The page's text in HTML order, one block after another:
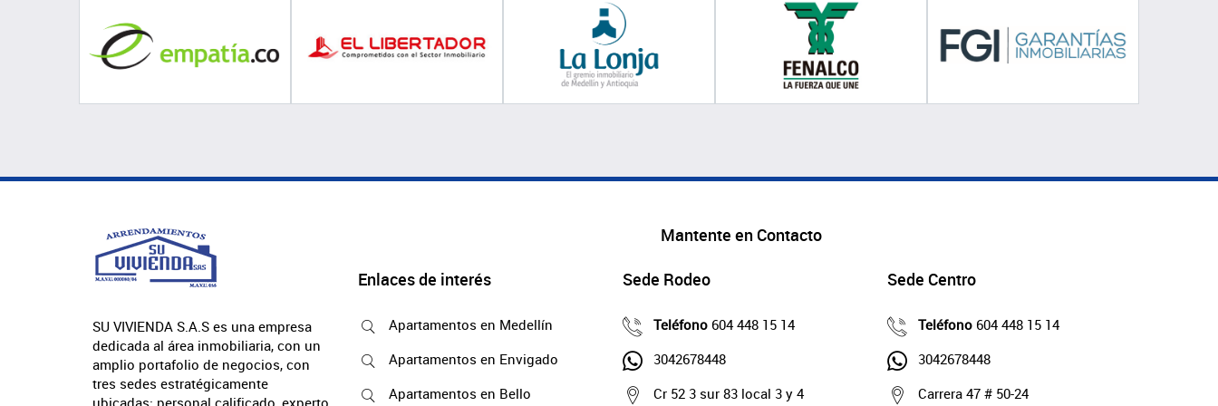
SU VIVIENDA S.A.S es una empresa
dedicada al área inmobiliaria, con un
amplio portafolio de negocios, con
tres sedes estratégicamente
ubicadas; personal calificado, experto
Mantente en Contacto
Enlaces de interés
Apartamentos en Medellín
Apartamentos en Envigado
Apartamentos en Bello
Sede Rodeo
Teléfono604 448 15 14
3042678448
Cr 52 3 sur 83 local 3 y 4
Sede Centro
Teléfono 604 448 15 14
3042678448
Carrera 47 # 50-24